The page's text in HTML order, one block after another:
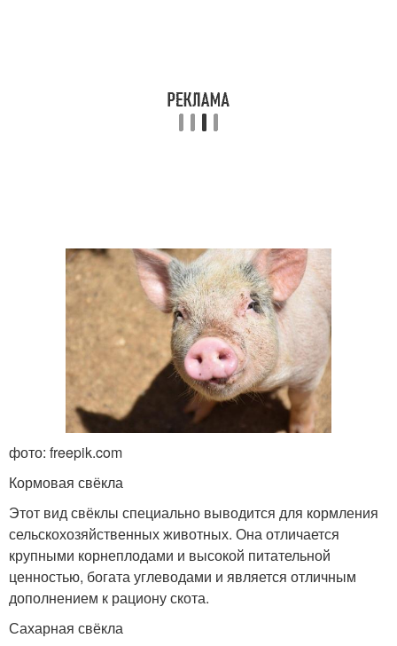
фото: freepik.com
Кормовая свёкла
Этот вид свёклы специально выводится для кормления
сельскохозяйственных животных. Она отличается
крупными корнеплодами и высокой питательной
ценностью, богата углеводами и является отличным
дополнением к рациону скота.
Сахарная свёкла